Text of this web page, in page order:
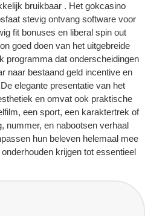
bruikbaar . Het gokcasino
stevig ontvang software voor
fit bonuses en liberal spin out
goed doen van het uitgebreide
programma dat onderscheidingen
naar bestaand geld incentive en
elegante presentatie van het
en omvat ook praktische
een sport, een karaktertrek of
nummer, en nabootsen verhaal
hun beleven helemaal mee
krijgen tot essentieel